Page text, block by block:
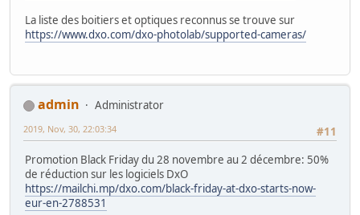
La liste des boitiers et optiques reconnus se trouve sur
https://www.dxo.com/dxo-photolab/supported-cameras/
admin
Administrator
#11
2019, Nov, 30, 22:03:34
Promotion Black Friday du 28 novembre au 2 décembre: 50%
de réduction sur les logiciels DxO
https://mailchi.mp/dxo.com/black-friday-at-dxo-starts-now-
eur-en-2788531